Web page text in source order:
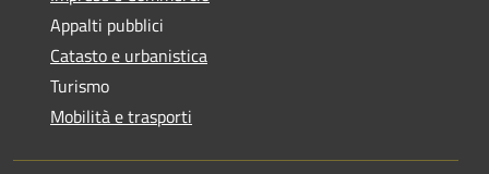
Appalti pubblici
Catasto e urbanistica
Turismo
Mobilità e trasporti